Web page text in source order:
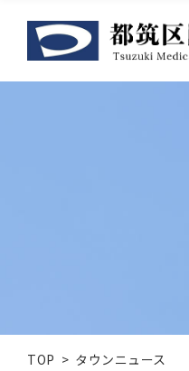
TOP タウンニュース